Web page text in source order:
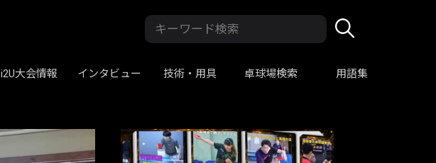
i2U大会情報 インタビュー 技術・用具 卓球場検索 用語集